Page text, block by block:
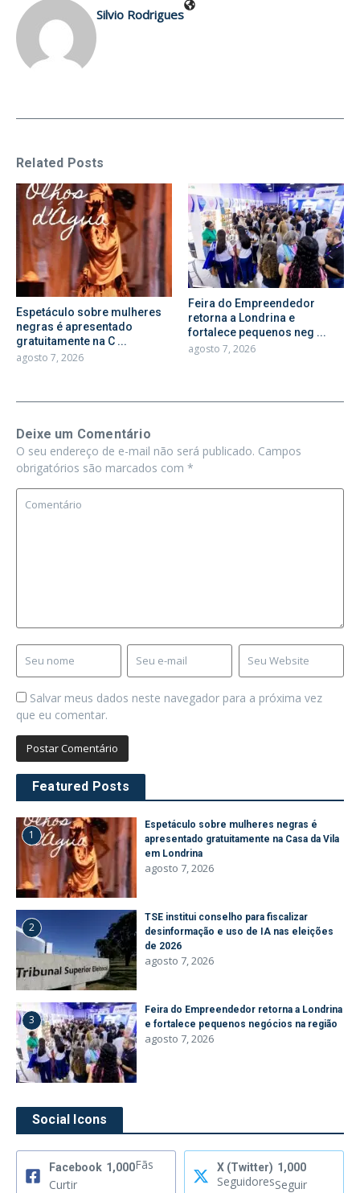
Silvio Rodrigues
Related Posts
Espetáculo sobre mulheres
negras é apresentado
gratuitamente na C ...
agosto 7, 2026
Feira do Empreendedor
retorna a Londrina e
fortalece pequenos neg ...
agosto 7, 2026
Deixe um Comentário
O seu endereço de e-mail não será publicado. Campos
obrigatórios são marcados com *
Salvar meus dados neste navegador para a próxima vez
que eu comentar.
Featured Posts
1
Espetáculo sobre mulheres negras é
apresentado gratuitamente na Casa da Vila
em Londrina
agosto 7, 2026
2
TSE institui conselho para fiscalizar
desinformação e uso de IA nas eleições
de 2026
agosto 7, 2026
3
Feira do Empreendedor retorna a Londrina
e fortalece pequenos negócios na região
agosto 7, 2026
Social Icons
Facebook 1,000Fãs
Curtir
X (Twitter) 1,000
SeguidoresSeguir